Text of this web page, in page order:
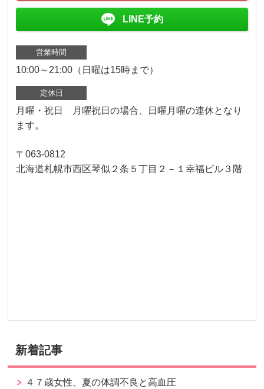
LINE予約
営業時間
10:00～21:00（日曜は15時まで）
定休日
月曜・祝日 月曜祝日の場合、日曜月曜の連休となり
ます。
〒063-0812
北海道札幌市西区琴似２条５丁目２－１幸福ビル３階
新着記事
４７歳女性、夏の体調不良と高血圧